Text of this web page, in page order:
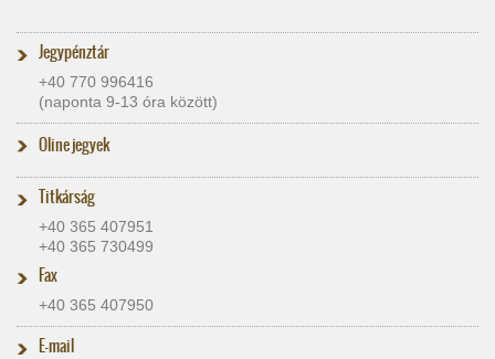
Jegypénztár
+40 770 996416
(naponta 9-13 óra között)
Oline jegyek
Titkárság
+40 365 407951
+40 365 730499
Fax
+40 365 407950
E-mail